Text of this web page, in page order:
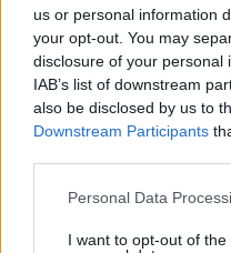
us or personal information
your opt-out. You may
disclosure of your personal
IAB’s list of downstream
also be disclosed by us to
Downstream Participants
Please note that this
not limited to your visit or
Personal Data
I want to opt-out of
Κυριάκος
αγαπημένο μου
08.08.2026, 09:31